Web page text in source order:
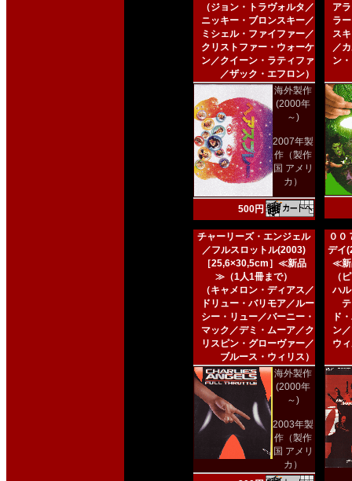
（ジョン・トラヴォルタ／
ニッキー・ブロンスキー／
ミシェル・ファイファー／
クリストファー・ウォーケ
ン／クイーン・ラティファ
／ザック・エフロン）
海外製作
(2000年
～)
2007年製
作（製作
国 アメリ
カ）
500円
ア
ラ
ス
／
ン
チャーリーズ・エンジェル
／フルスロットル(2003)
［25,6×30,5cm］≪新品
≫（1人1冊まで）
（キャメロン・ディアス／
ドリュー・バリモア／ルー
シー・リュー／バーニー・
マック／デミ・ムーア／ク
リスピン・グローヴァー／
ブルース・ウィリス）
海外製作
(2000年
～)
2003年製
作（製作
国 アメリ
カ）
００
デイ
≪新
（
ハ
ド
ン
ウ